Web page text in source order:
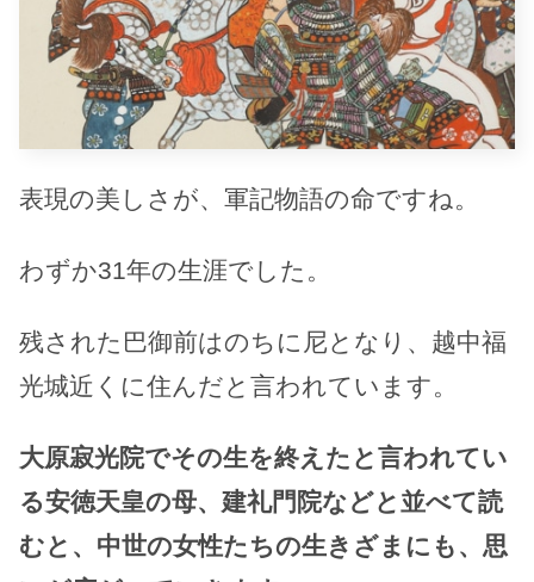
表現の美しさが、軍記物語の命ですね。
わずか31年の生涯でした。
残された巴御前はのちに尼となり、越中福
光城近くに住んだと言われています。
大原寂光院でその生を終えたと言われてい
る安徳天皇の母、建礼門院などと並べて読
むと、中世の女性たちの生きざまにも、思